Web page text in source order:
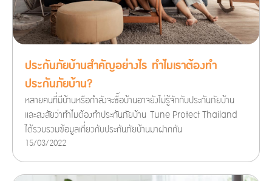
ประกันภัยบ้านสำคัญอย่างไร ทำไมเราต้องทำ
ประกันภัยบ้าน?
หลายคนที่มีบ้านหรือกำลังจะซื้อบ้านอาจยังไม่รู้จักกับประกันภัยบ้าน
และสงสัยว่าทำไมต้องทำประกันภัยบ้าน Tune Protect Thailand
ได้รวบรวมข้อมูลเกี่ยวกับประกันภัยบ้านมาฝากกัน
15/03/2022